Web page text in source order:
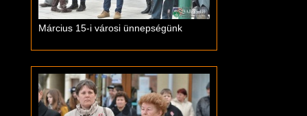
Március 15-i városi ünnepségünk